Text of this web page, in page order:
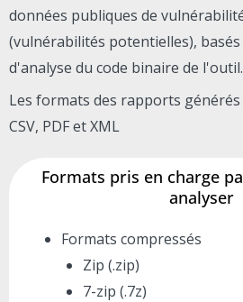
données publiques de
(vulnérabilités potentielles), basés
d'analyse du code binaire de l'outil.
Les formats des rapports
CSV, PDF et XML
Formats pris en charge
analyser
Formats compressés
Zip (.zip)
7-zip (.7z)